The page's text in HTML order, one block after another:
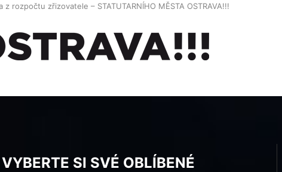
z rozpočtu zřizovatele – STATUTARNÍHO MĚSTA OSTRAVA!!!
VYBERTE SI SVÉ OBLÍBENÉ